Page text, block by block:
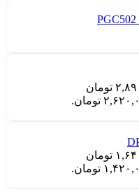
قیمت اصلی: ۲,۸۹۰,۰۰۹ تومان
قیمت اصلی: ۱,۶۴۰,۰۰۰ تومان